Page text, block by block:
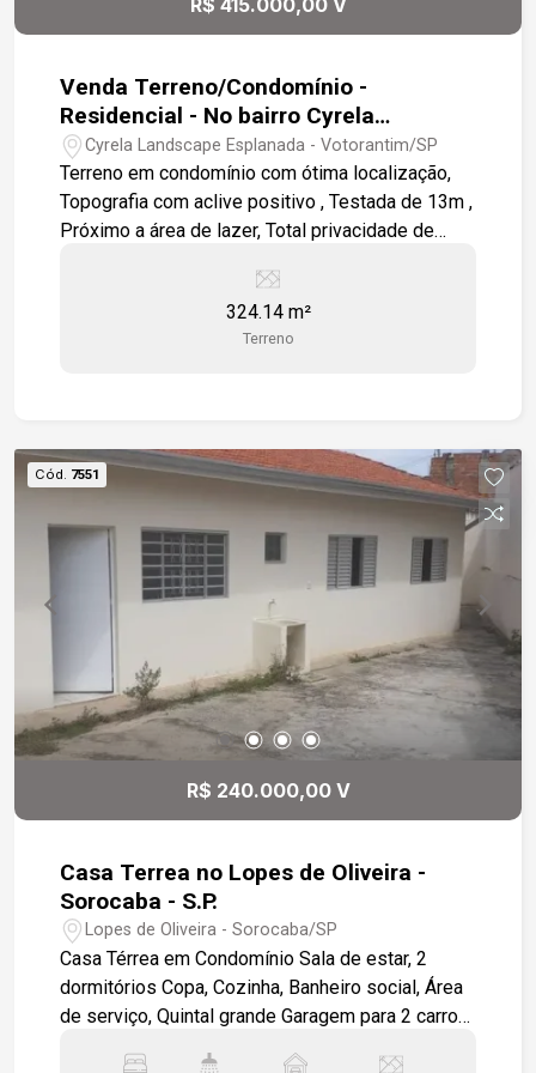
R$ 415.000,00 V
Venda Terreno/Condomínio -
Residencial - No bairro Cyrela
Landscape Esplanada
Cyrela Landscape Esplanada - Votorantim/SP
Terreno em condomínio com ótima localização,
Topografia com aclive positivo , Testada de 13m ,
Próximo a área de lazer, Total privacidade de
Rodovia João Leme dos Santos.
324.14 m²
Terreno
Cód. 7551
R$ 240.000,00 V
Casa Terrea no Lopes de Oliveira -
Sorocaba - S.P.
Lopes de Oliveira - Sorocaba/SP
Casa Térrea em Condomínio Sala de estar, 2
dormitórios Copa, Cozinha, Banheiro social, Área
de serviço, Quintal grande Garagem para 2 carros.